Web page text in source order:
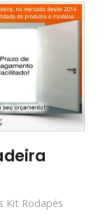
Kit Rodapés